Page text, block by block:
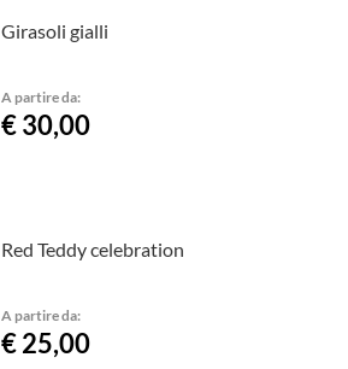
Girasoli gialli
A partire da:
€ 30,00
Red Teddy celebration
A partire da:
€ 25,00